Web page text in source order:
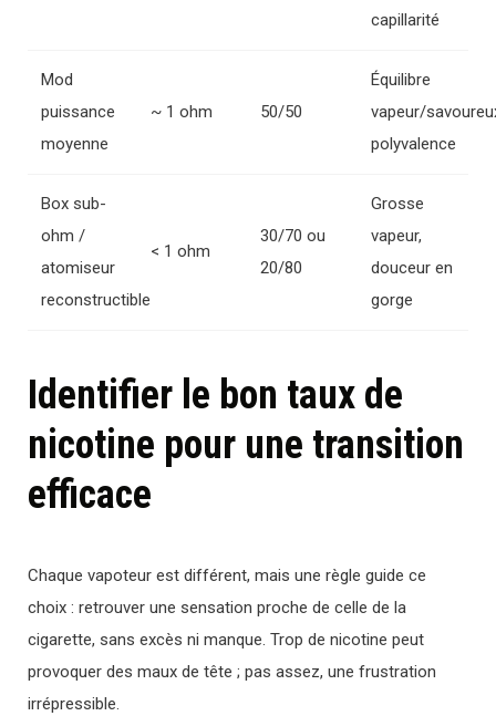
capillarité
Mod
puissance
moyenne
~ 1 ohm 50/50
Équilibre
vapeur/
polyvalence
Box sub-
ohm /
atomiseur
reconstructible
< 1 ohm
30/70 ou
20/80
Grosse
vapeur,
douceur en
gorge
Identifier le bon taux de
nicotine pour une transition
efficace
Chaque vapoteur est différent, mais une règle guide ce
choix : retrouver une sensation proche de celle de la
cigarette, sans excès ni manque. Trop de nicotine peut
provoquer des maux de tête ; pas assez, une frustration
irrépressible.